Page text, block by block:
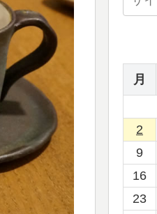
月
2
9
16
23